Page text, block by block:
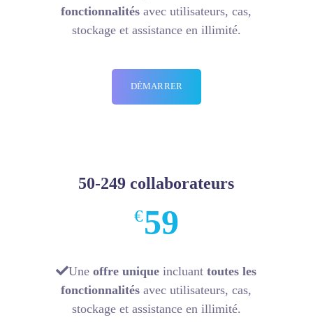
fonctionnalités avec utilisateurs, cas,
stockage et assistance en illimité.
DÉMARRER
50-249 collaborateurs
€59
Uneoffre unique incluanttoutes les
fonctionnalités avec utilisateurs, cas,
stockage et assistance en illimité.